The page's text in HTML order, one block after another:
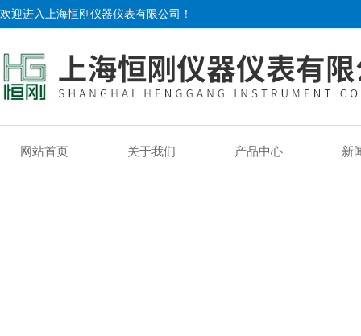
欢迎进入上海恒刚仪器仪表有限公司！
网站首页 关于我们 产品中心 新